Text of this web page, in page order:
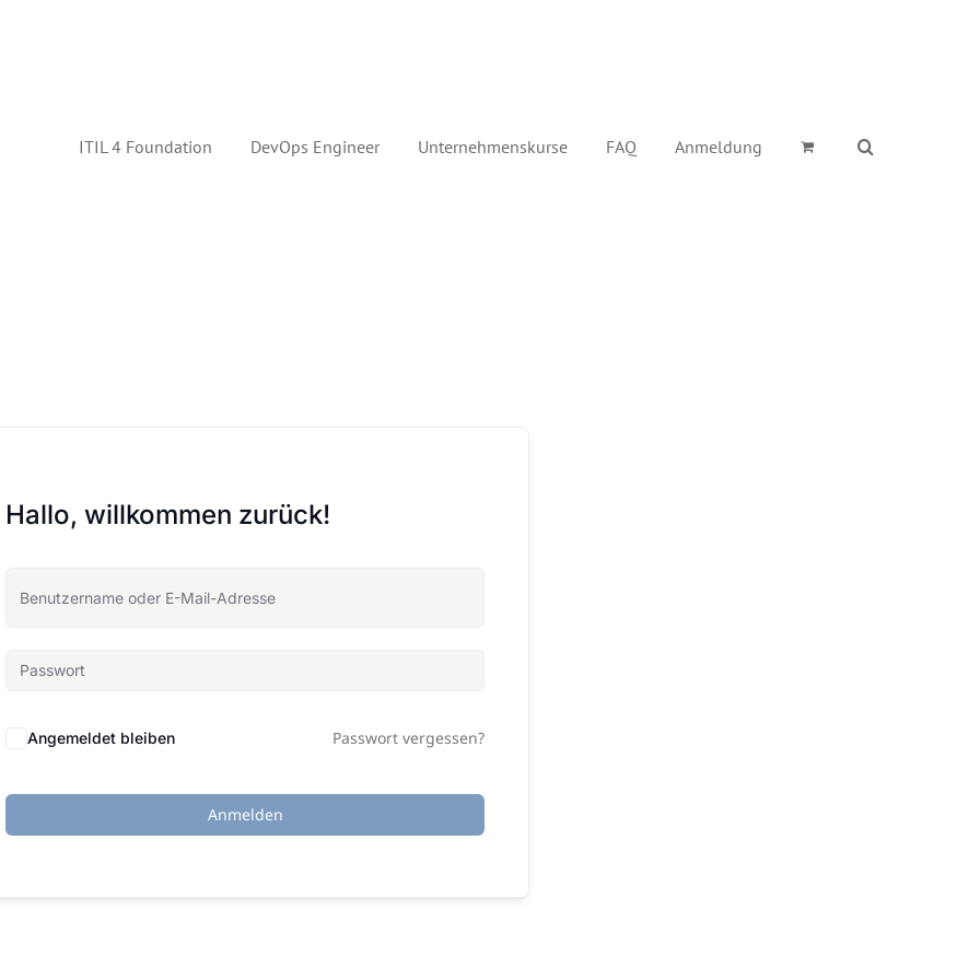
ITIL 4 Foundation DevOps Engineer Unternehmenskurse FAQ Anmeldung
Hallo, willkommen zurück!
Angemeldet bleiben Passwort vergessen?
Anmelden